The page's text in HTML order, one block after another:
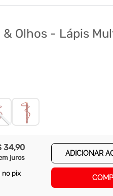
& Olhos - Lápis
34,90
juros
no pix
ADICIONAR